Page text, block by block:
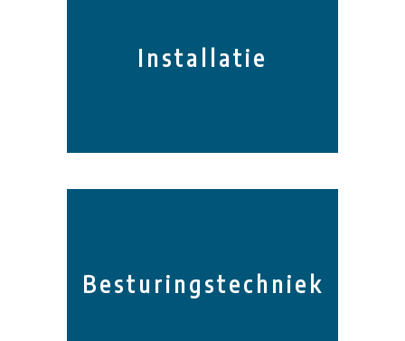
Installatie
Besturingstechniek